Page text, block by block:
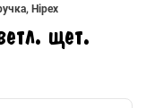
Hipex
щет.